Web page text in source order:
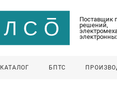
Поставщик
решений,
КАТАЛОГ БПТС